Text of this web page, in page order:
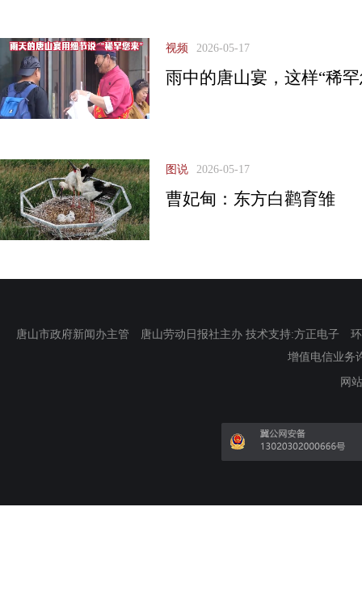
视频 2026-05-17
雨中的唐山宴，这样“稀
图说 2026-05-17
曹妃甸：东方白鹳育雏
唐山市政府新闻办主管 唐山劳动日报社主办 技术支持:方正电子
增值电信业务
网